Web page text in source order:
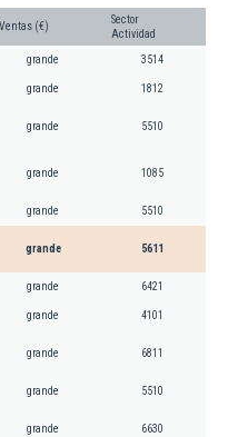
Ventas (€)
Sector
Actividad
grande 3514
grande 1812
grande 5510
grande 1085
grande 5510
grande 5611
grande 6421
grande 4101
grande 6811
grande 5510
grande 6630